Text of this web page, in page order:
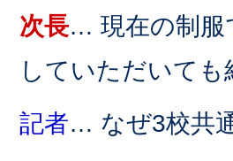
次長… 現在の制服
していただいても
記者… なぜ3校共